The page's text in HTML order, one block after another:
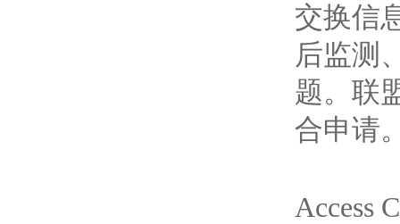
交换信
后监测
题。联
合申请
Access